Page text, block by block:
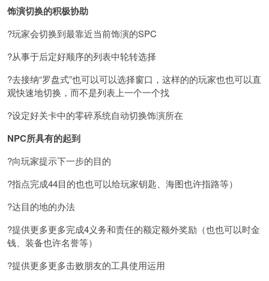
饰演切换的积极协助
?玩家会切换到最靠近当前饰演的SPC
?从事于后定好顺序的列表中轮转选择
?去接纳“罗盘式”也可以可以选择窗口，这样的的玩家也也可以直
观快速地切换，而不是列表上一个一个找
?设定好关卡中的零碎系统自动切换饰演所在
NPC所具有的起到
?向玩家提示下一步的目的
?指点完成44目的也也可以给玩家钥匙、海图也许指路等）
?达目的地的办法
?提供更多更多完成4义务和责任的额定额外奖励（也也可以时金
钱、装备也许名誉等）
?提供更多更多击败朋友的工具使用运用